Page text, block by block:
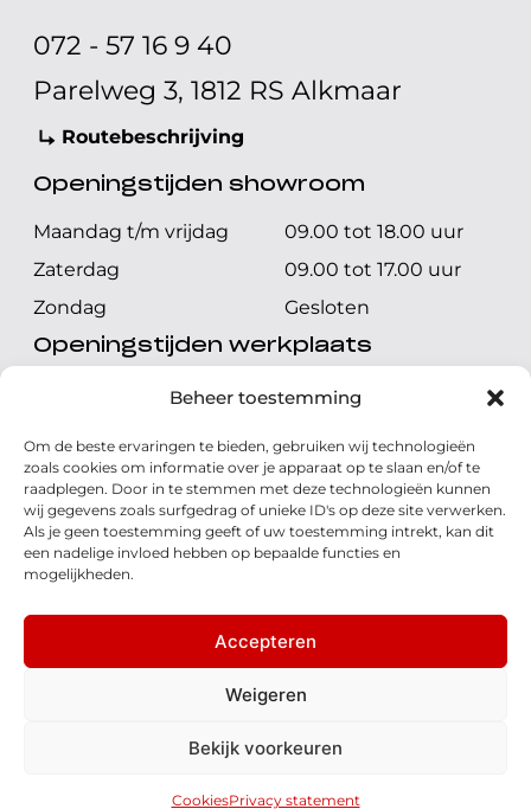
Beheer toestemming
Om de beste ervaringen te bieden, gebruiken wij technologieën
zoals cookies om informatie over je apparaat op te slaan en/of te
raadplegen. Door in te stemmen met deze technologieën kunnen
wij gegevens zoals surfgedrag of unieke ID's op deze site verwerken.
Als je geen toestemming geeft of uw toestemming intrekt, kan dit
een nadelige invloed hebben op bepaalde functies en
mogelijkheden.
Accepteren
Weigeren
Bekijk voorkeuren
CookiesPrivacy statement
072 - 57 16 9 40
Parelweg 3, 1812 RS Alkmaar
Routebeschrijving
Openingstijden showroom
Maandag t/m vrijdag
09.00 tot 18.00 uur
Zaterdag
09.00 tot 17.00 uur
Zondag
Gesloten
Openingstijden werkplaats
Maandag t/m vrijdag
08.00 tot 17.00 uur
Zondag
Gesloten
Volg ons
© 2026 - Honda Welman
Algemene voorwaarden
Realisatie: QStylez